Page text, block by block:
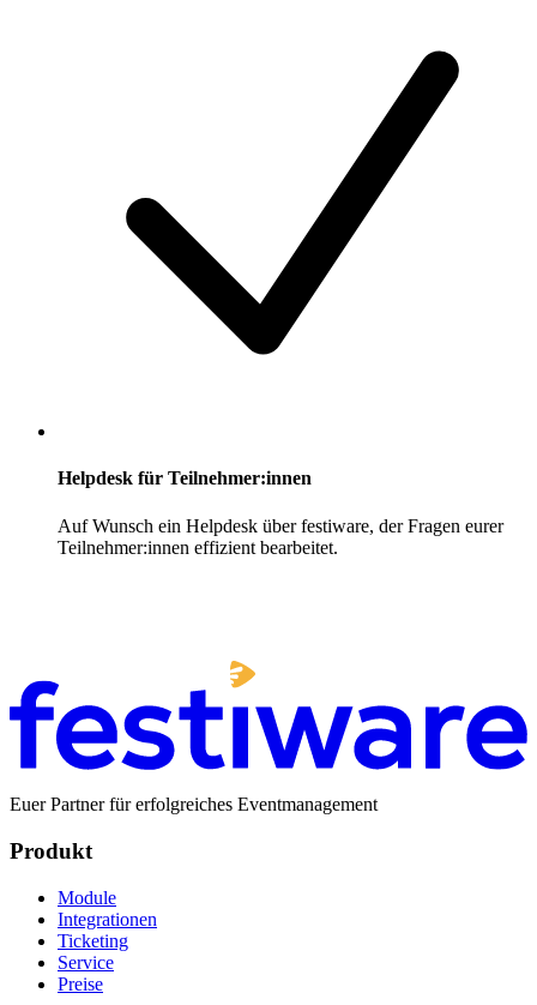
Helpdesk für Teilnehmer:innen
Auf Wunsch ein Helpdesk über festiware, der Fragen eurer
Teilnehmer:innen effizient bearbeitet.
Demo buchen
Euer Partner für erfolgreiches Eventmanagement
Produkt
Module
Integrationen
Ticketing
Service
Preise